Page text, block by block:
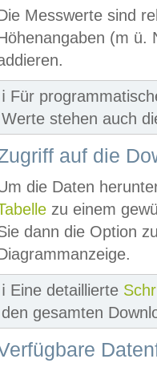
Messwerte sind
(m ü.
ℹ️ Für
Werte stehen auch
auf die
die Daten
zu einem
dann die Option
ℹ️ Eine detaillierte
den gesamten